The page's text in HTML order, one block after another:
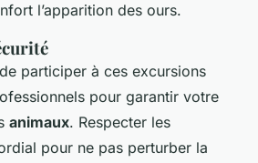
l’apparition des ours.
participer à ces excursions
pour garantir votre
animaux. Respecter les
pour ne pas perturber la